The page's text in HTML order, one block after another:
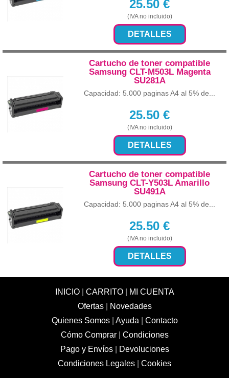
25.50 €
(IVA no incluido)
DETALLES
Cartucho de toner compatible
Samsung CLT-M503L Magenta
SU281A
Capacidad: 5.000 paginas A4 al 5% de...
25.50 €
(IVA no incluido)
DETALLES
Cartucho de toner compatible
Samsung CLT-Y503L Amarillo
SU491A
Capacidad: 5.000 paginas A4 al 5% de...
25.50 €
(IVA no incluido)
DETALLES
INICIO| CARRITO|
MI CUENTA
Ofertas|
Novedades
Quienes Somos| Ayuda
Contacto
Cómo Comprar| Condiciones
Pago y Envíos|
Devoluciones
Condiciones Legales
Cookies